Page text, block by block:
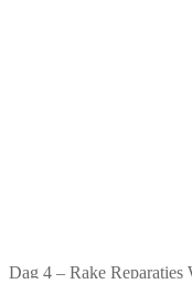
Dag 4 – Rake